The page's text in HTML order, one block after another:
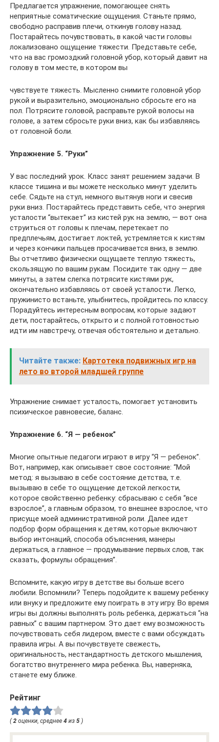
Предлагается упражнение, помогающее снять
неприятные соматические ощущения. Станьте прямо,
свободно расправив плечи, откинув голову назад.
Постарайтесь почувствовать, в какой части головы
локализовано ощущение тяжести. Представьте себе,
что на вас громоздкий головной убор, который давит на
голову в том месте, в котором вы
чувствуете тяжесть. Мысленно снимите головной убор
рукой и выразительно, эмоционально сбросьте его на
пол. Потрясите головой, расправьте рукой волосы на
голове, а затем сбросьте руки вниз, как бы избавляясь
от головной боли.
Упражнение 5. “Руки”
У вас последний урок. Класс занят решением задачи. В
классе тишина и вы можете несколько минут уделить
себе. Сядьте на стул, немного вытянув ноги и свесив
руки вниз. Постарайтесь представить себе, что энергия
усталости “вытекает” из кистей рук на землю, — вот она
струиться от головы к плечам, перетекает по
предплечьям, достигает локтей, устремляется к кистям
и через кончики пальцев просачивается вниз, в землю.
Вы отчетливо физически ощущаете теплую тяжесть,
скользящую по вашим рукам. Посидите так одну — две
минуты, а затем слегка потрясите кистями рук,
окончательно избавляясь от своей усталости. Легко,
пружинисто встаньте, улыбнитесь, пройдитесь по классу.
Порадуйтесь интересным вопросам, которые задают
дети, постарайтесь, открыто и с полной готовностью
идти им навстречу, отвечая обстоятельно и детально.
Читайте также: Картотека подвижных игр на
лето во второй младшей группе
Упражнение снимает усталость, помогает установить
психическое равновесие, баланс.
Упражнение 6. “Я — ребенок”
Многие опытные педагоги играют в игру “Я — ребенок”.
Вот, например, как описывает свое состояние: “Мой
метод: я вызываю в себе состояние детства, т.е.
вызываю в себе то ощущение детской легкости,
которое свойственно ребенку: сбрасываю с себя “все
взрослое”, а главным образом, то внешнее взрослое, что
присуще моей административной роли. Далее идет
подбор форм обращения к детям, которые включают
выбор интонаций, способа объяснения, манеры
держаться, а главное — продумывание первых слов, так
сказать, формулы обращения”.
Вспомните, какую игру в детстве вы больше всего
любили. Вспомнили? Теперь подойдите к вашему ребенку
или внуку и предложите ему поиграть в эту игру. Во время
игры вы должны выполнять роль ребенка, держаться “на
равных” с вашим партнером. Это дает ему возможность
почувствовать себя лидером, вместе с вами обсуждать
правила игры. А вы почувствуете свежесть,
оригинальность, нестандартность детского мышления,
богатство внутреннего мира ребенка. Вы, наверняка,
станете ему ближе.
Рейтинг
(2 оценки, среднее 4 из 5 )